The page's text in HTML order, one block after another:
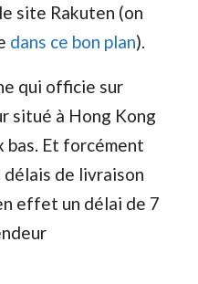
site Rakuten (on
dans ce bon plan).
qui officie sur
situé à Hong Kong
bas. Et forcément
délais de livraison
effet un délai de 7